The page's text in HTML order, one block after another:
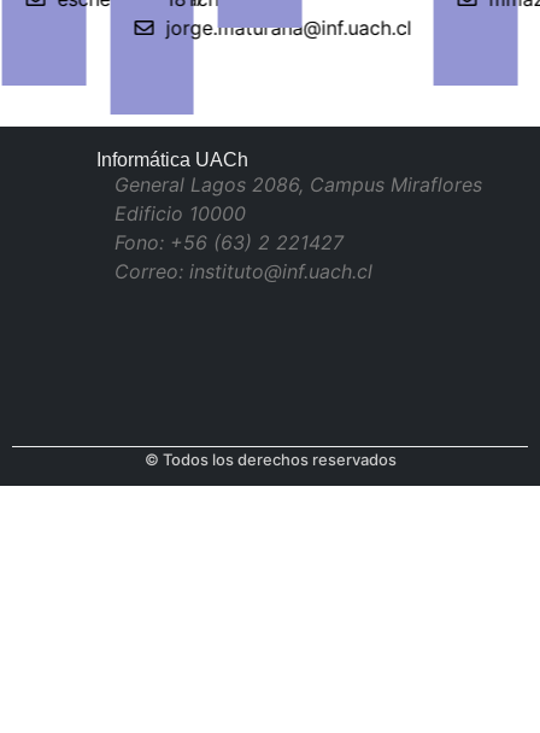
jorge.maturana@inf.uach.cl
Informática UACh
General Lagos 2086, Campus Miraflores
Edificio 10000
Fono: +56 (63) 2 221427
Correo: instituto@inf.uach.cl
© Todos los derechos reservados